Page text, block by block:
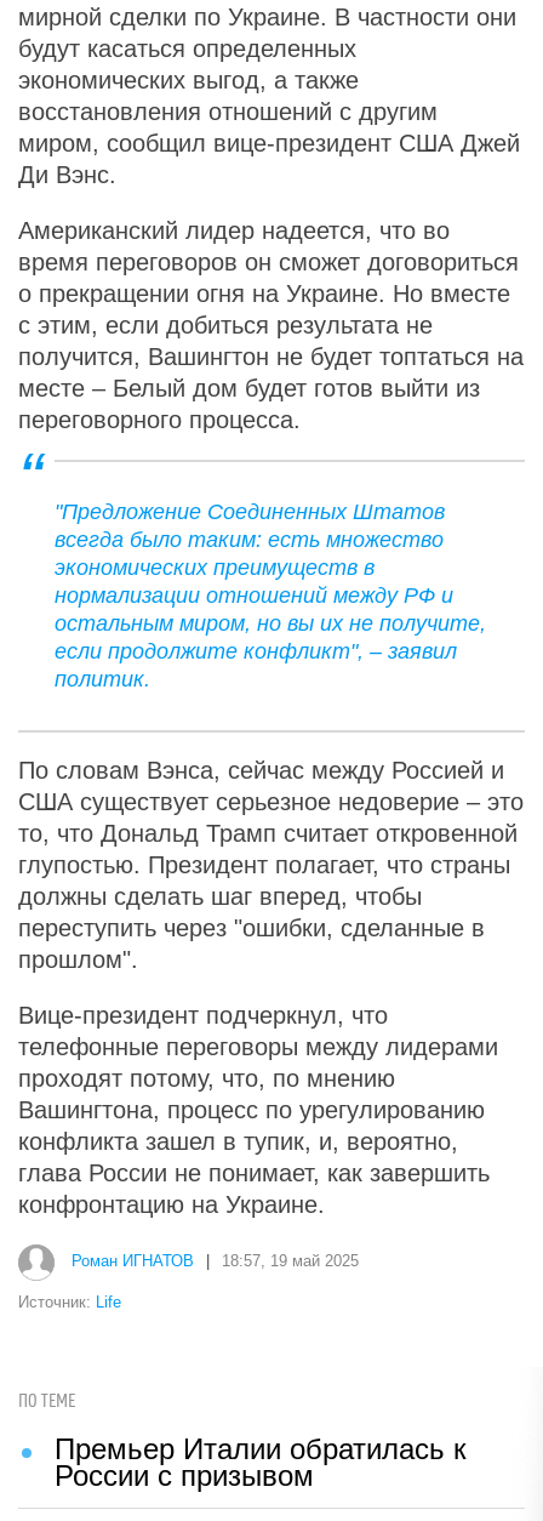
мирной сделки по Украине. В частности они
будут касаться определенных
экономических выгод, а также
восстановления отношений с другим
миром, сообщил вице-президент США Джей
Ди Вэнс.
Американский лидер надеется, что во
время переговоров он сможет договориться
о прекращении огня на Украине. Но вместе
с этим, если добиться результата не
получится, Вашингтон не будет топтаться на
месте – Белый дом будет готов выйти из
переговорного процесса.
"Предложение Соединенных Штатов
всегда было таким: есть множество
экономических преимуществ в
нормализации отношений между РФ и
остальным миром, но вы их не получите,
если продолжите конфликт", – заявил
политик.
По словам Вэнса, сейчас между Россией и
США существует серьезное недоверие – это
то, что Дональд Трамп считает откровенной
глупостью. Президент полагает, что страны
должны сделать шаг вперед, чтобы
переступить через "ошибки, сделанные в
прошлом".
Вице-президент подчеркнул, что
телефонные переговоры между лидерами
проходят потому, что, по мнению
Вашингтона, процесс по урегулированию
конфликта зашел в тупик, и, вероятно,
глава России не понимает, как завершить
конфронтацию на Украине.
Роман ИГНАТОВ 18:57, 19 май 2025
Источник: Life
ПО ТЕМЕ
Премьер Италии обратилась к
России с призывом